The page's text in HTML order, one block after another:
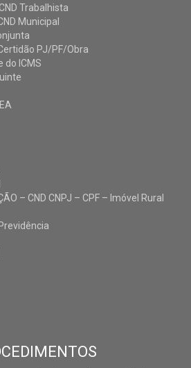
Trabalhista
Municipal
PJ/PF/Obra
do ICMS
– CND CNPJ – CPF – Imóvel Rural